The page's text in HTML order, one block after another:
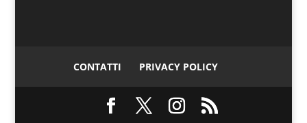
CONTATTI PRIVACY POLICY